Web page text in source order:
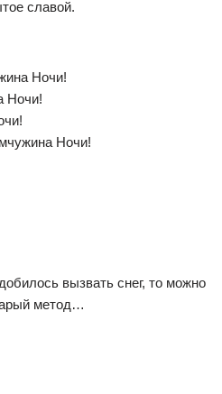
славой.
Ночи!
Ночи!
Ночи!
вызвать снег, то можно
метод…